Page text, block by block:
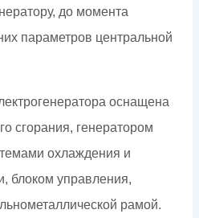
до момента
параметров центральной
оснащена
сгорания, генератором
охлаждения и
блоком управления,
рамой.